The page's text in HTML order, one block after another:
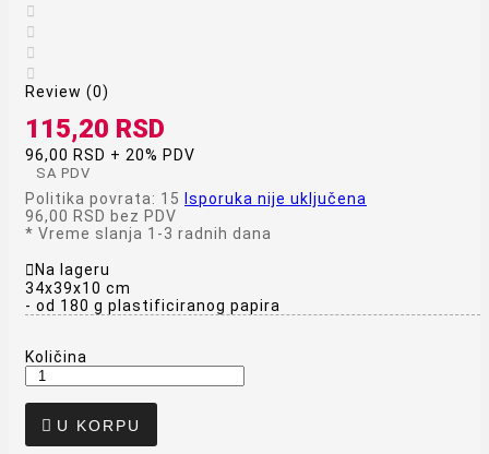




Review (0)
115,20 RSD
96,00 RSD + 20% PDV
SA PDV
Politika povrata: 15
Isporuka nije uključena
96,00 RSD bez PDV
* Vreme slanja 1-3 radnih dana
 Na lageru
34x39x10 cm
- od 180 g plastificiranog papira
Količina
 U KORPU